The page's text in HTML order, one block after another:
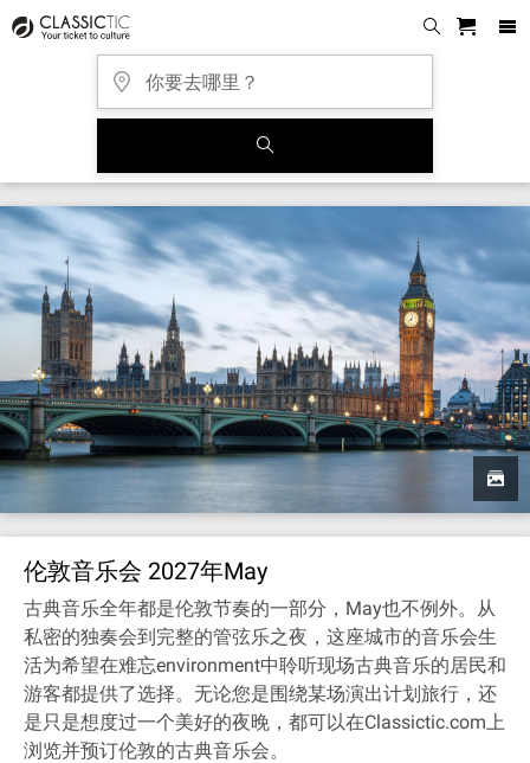
伦敦音乐会 2027年May
古典音乐全年都是伦敦节奏的一部分，May也不例外。从
私密的独奏会到完整的管弦乐之夜，这座城市的音乐会生
活为希望在难忘environment中聆听现场古典音乐的居民和
游客都提供了选择。无论您是围绕某场演出计划旅行，还
是只是想度过一个美好的夜晚，都可以在Classictic.com上
浏览并预订伦敦的古典音乐会。